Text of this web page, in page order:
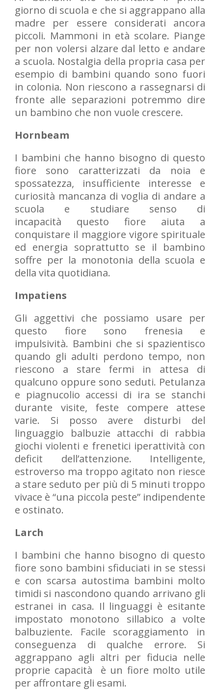
giorno di scuola e che si aggrappano alla
madre per essere considerati ancora
piccoli. Mammoni in età scolare. Piange
per non volersi alzare dal letto e andare
a scuola. Nostalgia della propria casa per
esempio di bambini quando sono fuori
in colonia. Non riescono a rassegnarsi di
fronte alle separazioni potremmo dire
un bambino che non vuole crescere.
Hornbeam
I bambini che hanno bisogno di questo
fiore sono caratterizzati da noia e
spossatezza, insufficiente interesse e
curiosità mancanza di voglia di andare a
scuola e studiare senso di
incapacità questo fiore aiuta a
conquistare il maggiore vigore spirituale
ed energia soprattutto se il bambino
soffre per la monotonia della scuola e
della vita quotidiana.
Impatiens
Gli aggettivi che possiamo usare per
questo fiore sono frenesia e
impulsività. Bambini che si spazientisco
quando gli adulti perdono tempo, non
riescono a stare fermi in attesa di
qualcuno oppure sono seduti. Petulanza
e piagnucolio accessi di ira se stanchi
durante visite, feste compere attese
varie. Si posso avere disturbi del
linguaggio balbuzie attacchi di rabbia
giochi violenti e frenetici iperattività con
deficit dell’attenzione. Intelligente,
estroverso ma troppo agitato non riesce
a stare seduto per più di 5 minuti troppo
vivace è “una piccola peste” indipendente
e ostinato.
Larch
I bambini che hanno bisogno di questo
fiore sono bambini sfiduciati in se stessi
e con scarsa autostima bambini molto
timidi si nascondono quando arrivano gli
estranei in casa. Il linguaggi è esitante
impostato monotono sillabico a volte
balbuziente. Facile scoraggiamento in
conseguenza di qualche errore. Si
aggrappano agli altri per fiducia nelle
proprie capacità è un fiore molto utile
per affrontare gli esami.